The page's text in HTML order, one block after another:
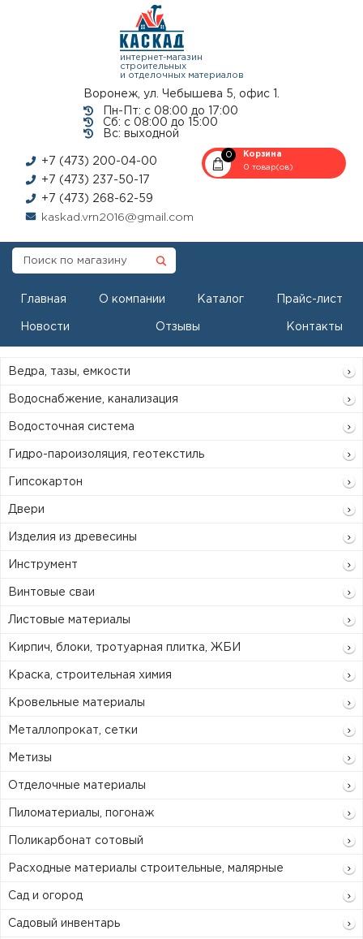
интернет-магазин
строительных
и отделочных материалов
Воронеж, ул. Чебышева 5, офис 1.
Пн-Пт: с 08:00 до 17:00
Сб: с 08:00 до 15:00
Вс: выходной
+7 (473) 200-04-00
+7 (473) 237-50-17
+7 (473) 268-62-59
kaskad.vrn2016@gmail.com
0
Корзина
0 товар(ов)
Главная О компании Каталог Прайс-лист
Новости Отзывы Контакты
Ведра, тазы, емкости
Водоснабжение, канализация
Водосточная система
Гидро-пароизоляция, геотекстиль
Гипсокартон
Двери
Изделия из древесины
Инструмент
Винтовые сваи
Листовые материалы
Кирпич, блоки, тротуарная плитка, ЖБИ
Краска, строительная химия
Кровельные материалы
Металлопрокат, сетки
Метизы
Отделочные материалы
Пиломатериалы, погонаж
Поликарбонат сотовый
Расходные материалы строительные, малярные
Сад и огород
Садовый инвентарь